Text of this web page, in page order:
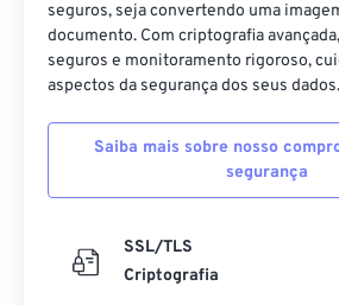
seguros, seja convertendo uma
documento. Com criptografia
seguros e monitoramento rigoroso,
aspectos da segurança dos seus dados.
Saiba mais sobre nosso
segurança
SSL/TLS
Criptografia